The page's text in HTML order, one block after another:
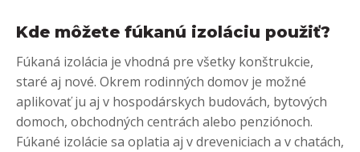
Kde môžete fúkanú izoláciu použiť?
Fúkaná izolácia je vhodná pre všetky konštrukcie,
staré aj nové. Okrem rodinných domov je možné
aplikovať ju aj v hospodárskych budovách, bytových
domoch, obchodných centrách alebo penziónoch.
Fúkané izolácie sa oplatia aj v dreveniciach a v chatách,